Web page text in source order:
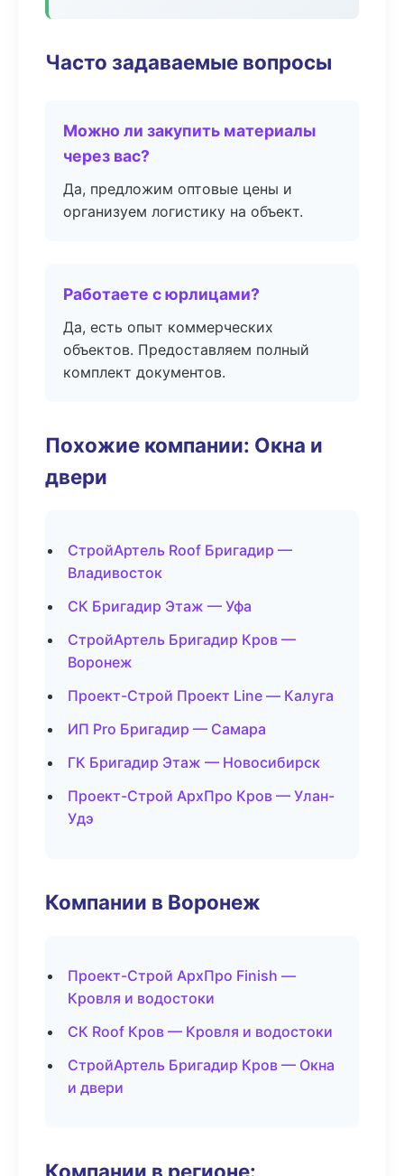
Часто задаваемые вопросы
Можно ли закупить материалы
через вас?
Да, предложим оптовые цены и
организуем логистику на объект.
Работаете с юрлицами?
Да, есть опыт коммерческих
объектов. Предоставляем полный
комплект документов.
Похожие компании: Окна и
двери
СтройАртель Roof Бригадир —
Владивосток
СК Бригадир Этаж — Уфа
СтройАртель Бригадир Кров —
Воронеж
Проект-Строй Проект Line — Калуга
ИП Pro Бригадир — Самара
ГК Бригадир Этаж — Новосибирск
Проект-Строй АрхПро Кров — Улан-
Удэ
Компании в Воронеж
Проект-Строй АрхПро Finish —
Кровля и водостоки
СК Roof Кров — Кровля и водостоки
СтройАртель Бригадир Кров — Окна
и двери
Компании в регионе: